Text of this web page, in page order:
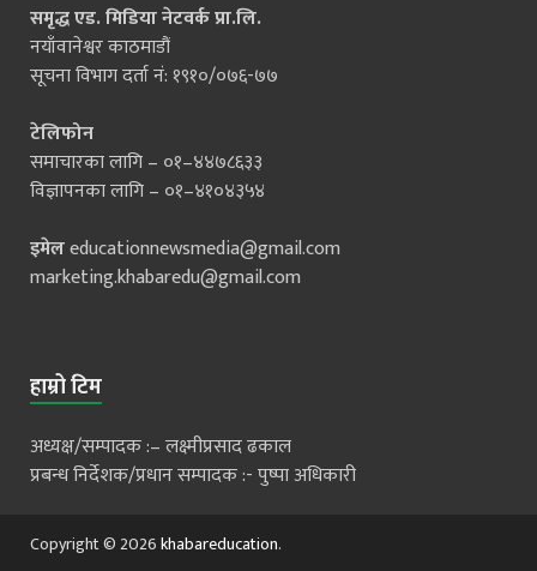
समृद्ध एड. मिडिया नेटवर्क प्रा.लि.
नयाँवानेश्वर काठमाडौं
सूचना विभाग दर्ता नं: १९१०/०७६-७७
टेलिफोन
समाचारका लागि – ०१–४४७८६३३
विज्ञापनका लागि – ०१–४१०४३५४
इमेलeducationnewsmedia@gmail.com
marketing.khabaredu@gmail.com
हाम्रो टिम
अध्यक्ष/सम्पादक :– लक्ष्मीप्रसाद ढकाल
प्रबन्ध निर्देशक/प्रधान सम्पादक :- पुष्पा अधिकारी
Copyright © 2026khabareducation.